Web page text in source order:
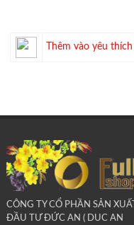
Thêm vào yêu thích
CÔNG TY CỔ PHẦN SẢN XUẤT
ĐẦU TƯ ĐỨC AN ( DUC AN